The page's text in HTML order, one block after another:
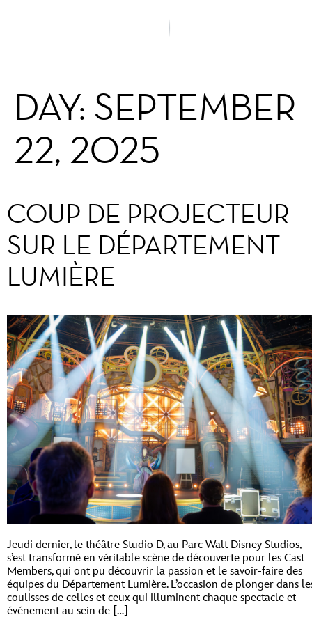
DAY: SEPTEMBER
22, 2025
COUP DE PROJECTEUR
SUR LE DÉPARTEMENT
LUMIÈRE
Jeudi dernier, le théâtre Studio D, au Parc Walt Disney Studios,
s’est transformé en véritable scène de découverte pour les Cast
Members, qui ont pu découvrir la passion et le savoir-faire des
équipes du Département Lumière. L’occasion de plonger dans
coulisses de celles et ceux qui illuminent chaque spectacle et
événement au sein de […]